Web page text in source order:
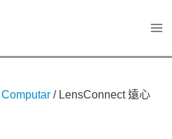
Computar / LensConnect 遠心